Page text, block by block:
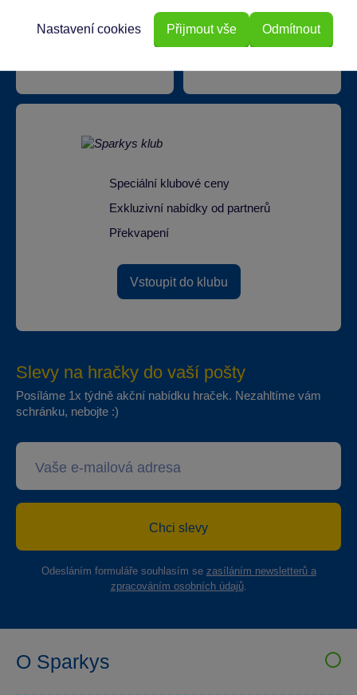
Doprava zdarma při
22 220 výdejních míst
Speciální klubové ceny
Exkluzivní nabídky od partnerů
Překvapení
Vstoupit do klubu
Slevy na hračky do vaší pošty
Posíláme 1x týdně akční nabídku hraček. Nezahltíme vám
schránku, nebojte :)
Chci slevy
Odesláním formuláře souhlasím se zasíláním newsletterů a
zpracováním osobních údajů.
O Sparkys
Odmítnout
Nastavení cookies Přijmout vše